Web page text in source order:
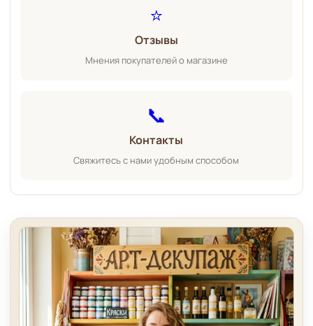
⭐
Отзывы
Мнения покупателей о магазине
📞
Контакты
Свяжитесь с нами удобным способом